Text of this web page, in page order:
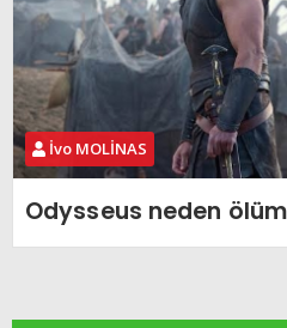
İvo MOLİNAS
Odysseus neden